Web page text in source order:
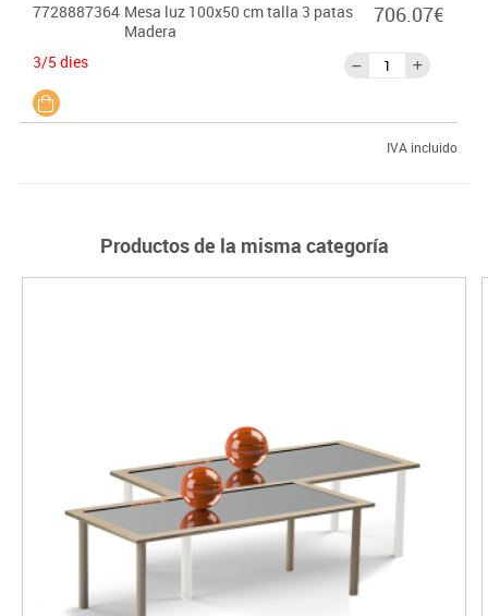
7728887364 Mesa luz 100x50 cm talla 3 patas
Madera
3/5 dies
706.07€
IVA incluido
Productos de la misma categoría